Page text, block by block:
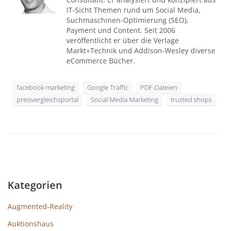
IT-Sicht Themen rund um Social Media,
Suchmaschinen-Optimierung (SEO),
Payment und Content. Seit 2006
veröffentlicht er über die Verlage
Markt+Technik und Addison-Wesley diverse
eCommerce Bücher.
facebook marketing Google Traffic
PDF-Dateien
preisvergleichsportal
Social Media Marketing trusted shops
Kategorien
Augmented-Reality
Auktionshaus